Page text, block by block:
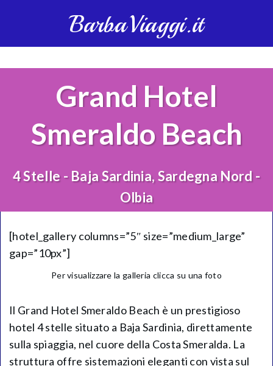
BarbaViaggi.it
Grand Hotel
Smeraldo Beach
4 Stelle - Baja Sardinia, Sardegna Nord -
Olbia
[hotel_gallery columns=”5″ size=”medium_large”
gap=”10px”]
Per visualizzare la galleria clicca su una foto
Il Grand Hotel Smeraldo Beach è un prestigioso
hotel 4 stelle situato a Baja Sardinia, direttamente
sulla spiaggia, nel cuore della Costa Smeralda. La
struttura offre sistemazioni eleganti con vista sul